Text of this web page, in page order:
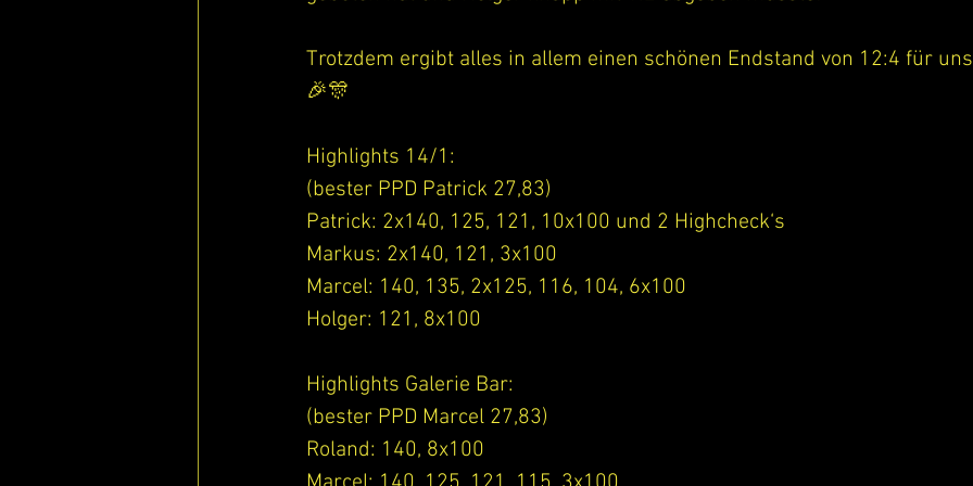
Trotzdem ergibt alles in allem einen schönen Endstand von 12:4 für
🎉🎊
Highlights 14/1:
(bester PPD Patrick 27,83)
Patrick: 2x140, 125, 121, 10x100 und 2 Highcheck‘s
Markus: 2x140, 121, 3x100
Marcel: 140, 135, 2x125, 116, 104, 6x100
Holger: 121, 8x100
Highlights Galerie Bar:
(bester PPD Marcel 27,83)
Roland: 140, 8x100